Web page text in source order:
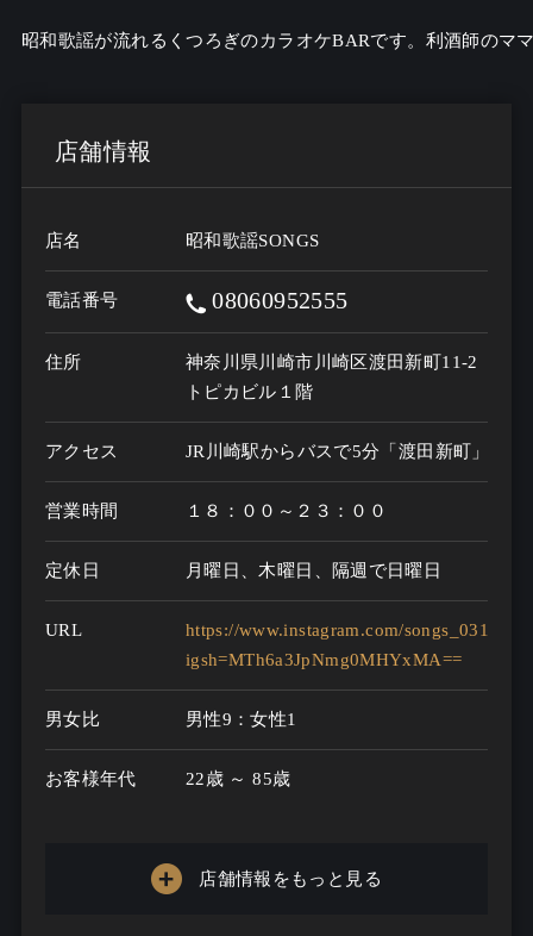
昭和歌謡が流れるくつろぎのカラオケBARです。利酒師のマ
店舗情報
店名 昭和歌謡SONGS
電話番号 08060952555
住所
神奈川県川崎市川崎区渡田新町11-2
トピカビル１階
アクセス JR川崎駅からバスで5分「渡田新町」下
営業時間 １８：００～２３：００
定休日 月曜日、木曜日、隔週で日曜日
URL
https://www.instagram.com/songs_0316?
igsh=MTh6a3JpNmg0MHYxMA==
男女比 男性9：女性1
お客様年代 22歳 ～ 85歳
店舗情報をもっと見る